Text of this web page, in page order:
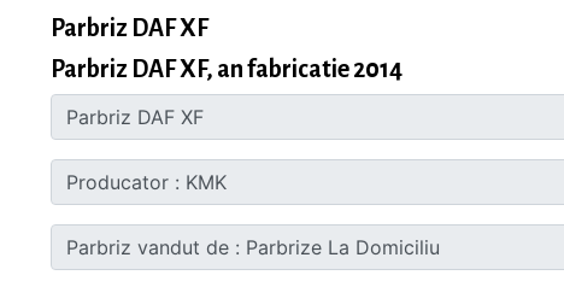
Parbriz DAF XF
Parbriz DAF XF, an fabricatie 2014